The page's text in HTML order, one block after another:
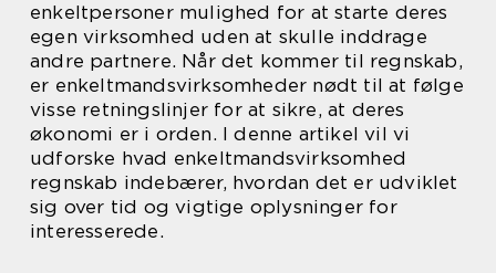
enkeltpersoner mulighed for at starte deres
egen virksomhed uden at skulle inddrage
andre partnere. Når det kommer til regnskab,
er enkeltmandsvirksomheder nødt til at følge
visse retningslinjer for at sikre, at deres
økonomi er i orden. I denne artikel vil vi
udforske hvad enkeltmandsvirksomhed
regnskab indebærer, hvordan det er udviklet
sig over tid og vigtige oplysninger for
interesserede.